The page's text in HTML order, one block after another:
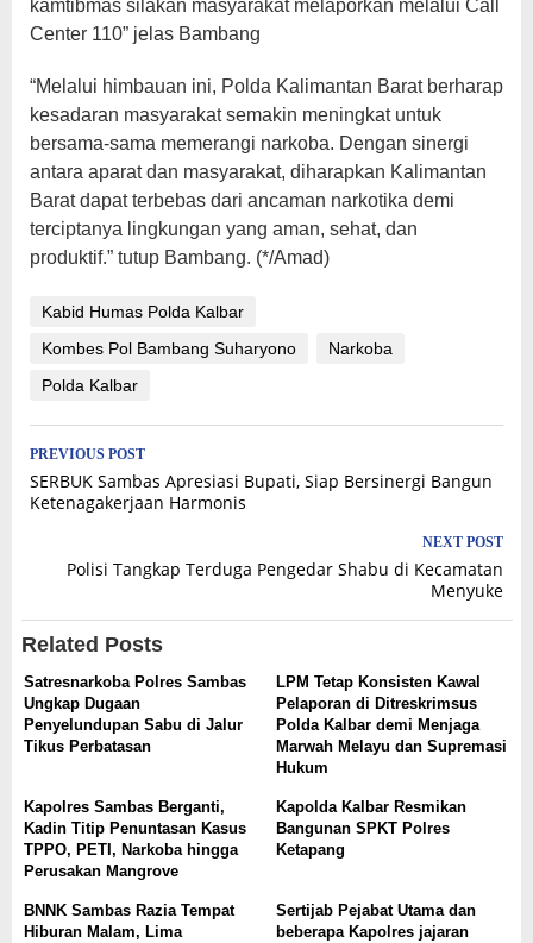
kamtibmas silakan masyarakat melaporkan melalui Call
Center 110” jelas Bambang
“Melalui himbauan ini, Polda Kalimantan Barat berharap
kesadaran masyarakat semakin meningkat untuk
bersama-sama memerangi narkoba. Dengan sinergi
antara aparat dan masyarakat, diharapkan Kalimantan
Barat dapat terbebas dari ancaman narkotika demi
terciptanya lingkungan yang aman, sehat, dan
produktif.” tutup Bambang. (*/Amad)
Kabid Humas Polda Kalbar
Kombes Pol Bambang Suharyono
Narkoba
Polda Kalbar
Post
navigation
PREVIOUS POST
SERBUK Sambas Apresiasi Bupati, Siap Bersinergi Bangun
Ketenagakerjaan Harmonis
NEXT POST
Polisi Tangkap Terduga Pengedar Shabu di Kecamatan
Menyuke
Related Posts
Satresnarkoba Polres Sambas
Ungkap Dugaan
Penyelundupan Sabu di Jalur
Tikus Perbatasan
LPM Tetap Konsisten Kawal
Pelaporan di Ditreskrimsus
Polda Kalbar demi Menjaga
Marwah Melayu dan Supremasi
Hukum
Kapolres Sambas Berganti,
Kadin Titip Penuntasan Kasus
TPPO, PETI, Narkoba hingga
Perusakan Mangrove
Kapolda Kalbar Resmikan
Bangunan SPKT Polres
Ketapang
BNNK Sambas Razia Tempat
Hiburan Malam, Lima
Sertijab Pejabat Utama dan
beberapa Kapolres jajaran